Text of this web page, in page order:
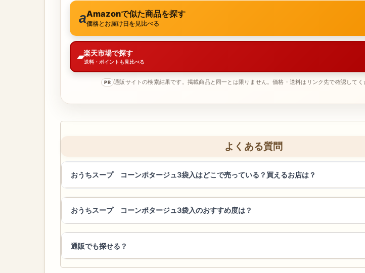
Amazonで似た商品を探す
価格とお届け日を見比べる
楽天市場で探す
送料・ポイントも見比べる
PR 通販サイトの検索結果です。掲載商品と同一とは限りません。価格・送料はリンク先で確認してく
よくある質問
おうちスープ コーンポタージュ3袋入はどこで売っている？買えるお店は？
おうちスープ コーンポタージュ3袋入のおすすめ度は？
通販でも探せる？